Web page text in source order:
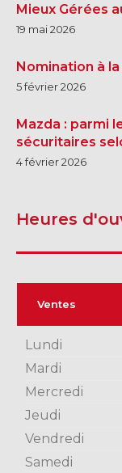
Mieux Gérées
19 mai 2026
Nomination à
5 février 2026
Mazda : parmi
sécuritaires
4 février 2026
Heures
Ventes
Lundi
Mardi
Mercredi
Jeudi
Vendredi
Samedi